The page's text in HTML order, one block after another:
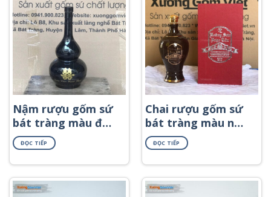
Nậm rượu gốm sứ
bát tràng màu đen
dáng hồ lô in logo
NR-52
ĐỌC TIẾP
Chai rượu gốm sứ
bát tràng màu nâu
dáng mai binh in
logo NR-38
ĐỌC TIẾP